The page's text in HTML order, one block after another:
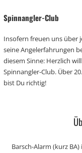
Spinnangler-Club
Insofern freuen uns über
seine Angelerfahrungen
diesem Sinne: Herzlich
Spinnangler-Club. Über
bist Du richtig!
Barsch-Alarm (kurz